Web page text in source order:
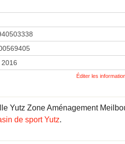
Éditer les
Yutz Zone Aménagement
de sport Yutz.